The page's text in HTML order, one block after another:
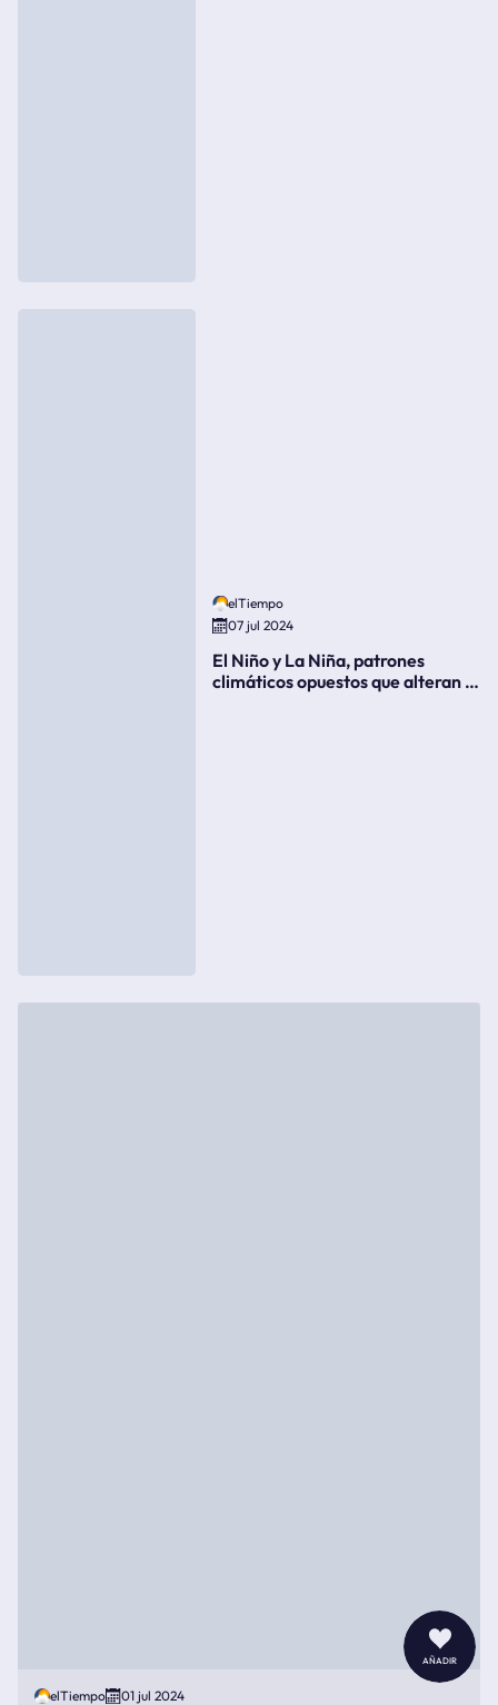
añadir
elTiempo
07 jul 2024
El Niño y La Niña, patrones
climáticos opuestos que alteran la
elTiempo 01 jul 2024